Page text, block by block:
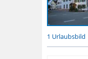
1 Urlaubsbild